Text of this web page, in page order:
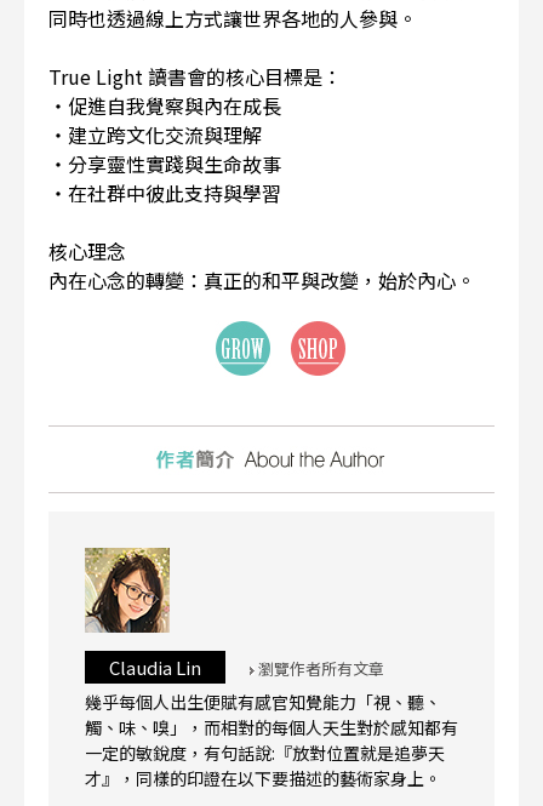
同時也透過線上方式讓世界各地的人參與。
True Light 讀書會的核心目標是：
・促進自我覺察與內在成長
・建立跨文化交流與理解
・分享靈性實踐與生命故事
・在社群中彼此支持與學習
核心理念
內在心念的轉變：真正的和平與改變，始於內心。
Claudia Lin 瀏覽作者所有文章
幾乎每個人出生便賦有感官知覺能力「視、聽、
觸、味、嗅」，而相對的每個人天生對於感知都有
一定的敏銳度，有句話說:『放對位置就是追夢天
才』，同樣的印證在以下要描述的藝術家身上。